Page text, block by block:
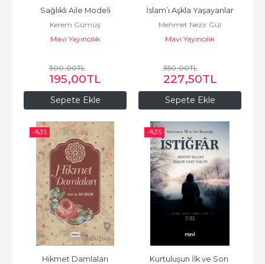
Sepete Ekle
Sağlıklı Aile Modeli
Kerem Gümüş
Mavi Yayıncılık
300,00TL
195,00TL
Sepete Ekle
İslam’ı Aşkla Yaşayanlar
Mehmet Nezir Gül
Mavi Yayıncılık
350,00TL
227,50TL
-%35
Hikmet Damlaları
-%35
Kurtuluşun İlk ve Son